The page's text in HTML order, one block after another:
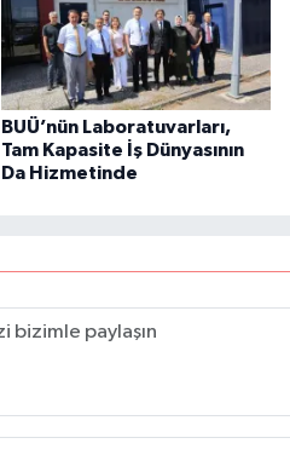
BUÜ’nün Laboratuvarları,
Tam Kapasite İş Dünyasının
Da Hizmetinde